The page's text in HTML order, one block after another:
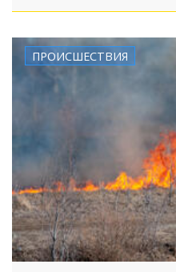
ПРОИСШЕСТВИЯ